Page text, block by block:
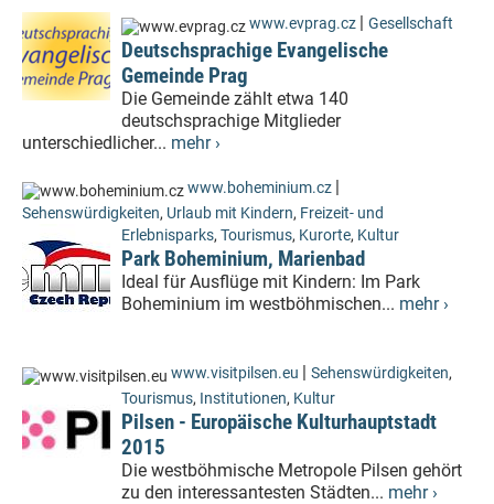
www.evprag.cz | Gesellschaft
Deutschsprachige Evangelische
Gemeinde Prag
Die Gemeinde zählt etwa 140
deutschsprachige Mitglieder
unterschiedlicher... mehr ›
www.boheminium.cz |
Sehenswürdigkeiten, Urlaub mit Kindern, Freizeit- und
Erlebnisparks, Tourismus, Kurorte, Kultur
Park Boheminium, Marienbad
Ideal für Ausflüge mit Kindern: Im Park
Boheminium im westböhmischen... mehr ›
www.visitpilsen.eu | Sehenswürdigkeiten,
Tourismus, Institutionen, Kultur
Pilsen - Europäische Kulturhauptstadt
2015
Die westböhmische Metropole Pilsen gehört
zu den interessantesten Städten... mehr ›